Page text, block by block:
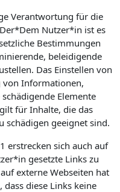
Verantwortung für die
Nutzer*in ist es
Bestimmungen
beleidigende
Das Einstellen von
Informationen,
Elemente
für Inhalte, die das
schädigen geeignet sind.
erstrecken sich auch auf
gesetzte Links zu
externe Webseiten hat
diese Links keine